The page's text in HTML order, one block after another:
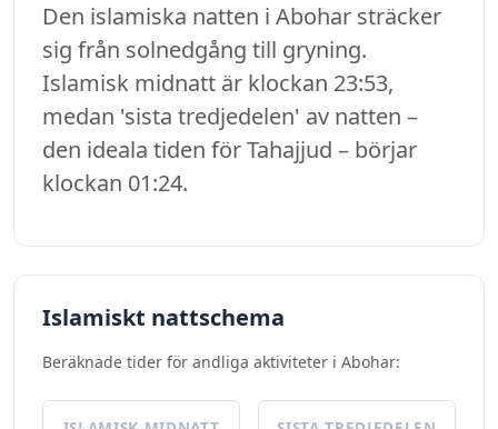
Den islamiska natten i Abohar sträcker
sig från solnedgång till gryning.
Islamisk midnatt är klockan 23:53,
medan 'sista tredjedelen' av natten –
den ideala tiden för Tahajjud – börjar
klockan 01:24.
Islamiskt nattschema
Beräknade tider för andliga aktiviteter i Abohar: